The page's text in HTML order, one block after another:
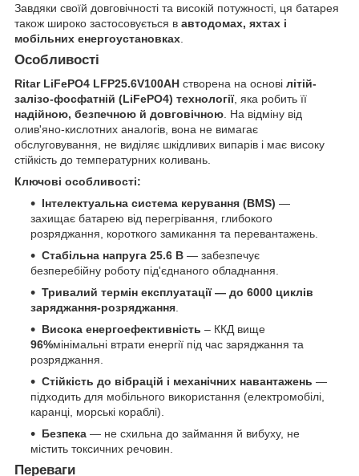
Завдяки своїй довговічності та високій потужності, ця батарея
також широко застосовується в автодомах, яхтах і
мобільних енергоустановках
Особливості
Ritar LiFePO4 LFP25.6V100AH створена на основі літій-
залізо-фосфатній (LiFePO4) технології, яка робить її
надійною, безпечною й довговічною. На відміну від
олив'яно-кислотних аналогів, вона не вимагає
обслуговування, не виділяє шкідливих випарів і має високу
стійкість до температурних коливань.
Ключові особливості:
Інтелектуальна система керування (BMS) —
захищає батарею від перегрівання, глибокого
розряджання, короткого замикання та перевантажень.
Стабільна напруга 25.6 В — забезпечує
безперебійну роботу під'єднаного обладнання.
Тривалий термін експлуатації — до 6000 циклів
заряджання-розряджання.
Висока енергоефективність – ККД вище
96%мінімальні втрати енергії під час заряджання та
розряджання.
Стійкість до вібрацій і механічних навантажень —
підходить для мобільного використання (електромобілі,
каранці, морські кораблі).
Безпека — не схильна до займання й вибуху, не
містить токсичних речовин.
Переваги